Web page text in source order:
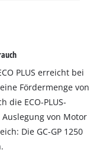
PLUS erreicht bei
Fördermenge von
die ECO-PLUS-
von Motor
Die GC-GP 1250